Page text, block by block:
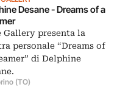
Desane - Dreams of a
Gallery presenta la
personale “Dreams of
di Delphine
(TO)